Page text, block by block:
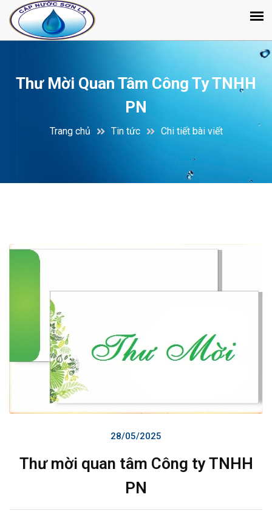
Thư Mời Quan Tâm Công Ty TNHH
PN
Trang chủ Tin tức Chi tiết bài viết
28/05/2025
Thư mời quan tâm Công ty TNHH
PN